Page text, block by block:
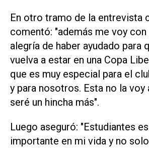
En otro tramo de la entrevista
comentó: "además me voy
alegría de haber ayudado para
vuelva a estar en una Copa
que es muy especial para el
y para nosotros. Esta no la voy
seré un hincha más".
Luego aseguró: "Estudiantes
importante en mi vida y no